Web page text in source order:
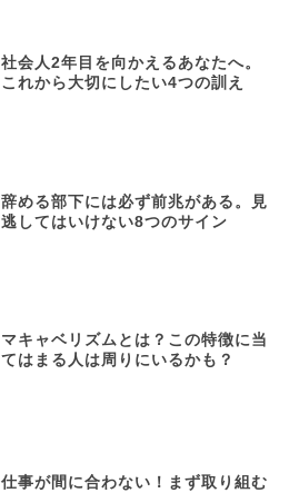
社会人2年目を向かえるあなたへ。
これから大切にしたい4つの訓え
辞める部下には必ず前兆がある。見
逃してはいけない8つのサイン
マキャベリズムとは？この特徴に当
てはまる人は周りにいるかも？
仕事が間に合わない！まず取り組む